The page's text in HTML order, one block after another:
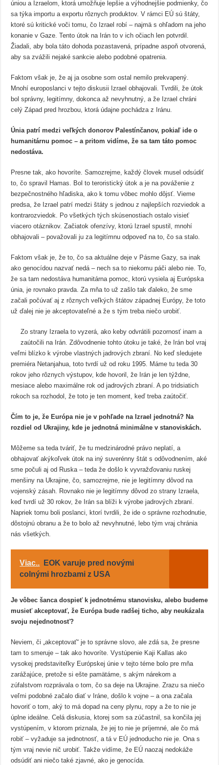
úniou a Izraelom, ktorá umožňuje lepšie a výhodnejšie podmienky, čo
sa týka importu a exportu rôznych produktov. V rámci EÚ sú štáty,
ktoré sú kritické voči tomu, čo Izrael robí – najmä s ohľadom na jeho
konanie v Gaze. Tento útok na Irán to v ich očiach len potvrdil.
Žiadali, aby bola táto dohoda pozastavená, prípadne aspoň otvorená,
aby sa zvážili nejaké sankcie alebo podobné opatrenia.
Faktom však je, že aj ja osobne som ostal nemilo prekvapený.
Mnohí europoslanci v tejto diskusii Izrael obhajovali. Tvrdili, že útok
bol správny, legitímny, dokonca až nevyhnutný, a že Izrael chráni
celý Západ pred hrozbou, ktorá údajne pochádza z Iránu.
Únia patrí medzi veľkých donorov Palestínčanov, pokiaľ ide o
humanitárnu pomoc – a pritom vidíme, že sa tam táto pomoc
nedostáva.
Presne tak, ako hovoríte. Samozrejme, každý človek musel odsúdiť
to, čo spravil Hamas. Bol to teroristický útok a je na pováženie z
bezpečnostného hľadiska, ako k tomu vôbec mohlo dôjsť. Vieme
predsa, že Izrael patrí medzi štáty s jednou z najlepších rozviedok a
kontrarozviedok. Po všetkých tých skúsenostiach ostalo visieť
viacero otáznikov. Začiatok ofenzívy, ktorú Izrael spustil, mnohí
obhajovali – považovali ju za legitímnu odpoveď na to, čo sa stalo.
Faktom však je, že to, čo sa aktuálne deje v Pásme Gazy, sa inak
ako genocídou nazvať nedá – nech sa to niekomu páči alebo nie. To,
že sa tam nedostáva humanitárna pomoc, ktorú vysiela aj Európska
únia, je rovnako pravda. Za mňa to už zašlo tak ďaleko, že sme
začali počúvať aj z rôznych veľkých štátov západnej Európy, že toto
už ďalej nie je akceptovateľné a že s tým treba niečo urobiť.
Zo strany Izraela to vyzerá, ako keby odvrátili pozornosť inam a
zaútočili na Irán. Zdôvodnenie tohto útoku je také, že Irán bol vraj
veľmi blízko k výrobe vlastných jadrových zbraní. No keď sledujete
premiéra Netanjahua, toto tvrdí už od roku 1995. Máme tu teda 30
rokov jeho rôznych výstupov, kde hovoril, že Irán je len týždne,
mesiace alebo maximálne rok od jadrových zbraní. A po tridsiatich
rokoch sa rozhodol, že toto je ten moment, keď treba zaútočiť.
Čím to je, že Európa nie je v pohľade na Izrael jednotná? Na
rozdiel od Ukrajiny, kde je jednotná minimálne v stanoviskách.
Môžeme sa teda tváriť, že tu medzinárodné právo neplatí, a
obhajovať akýkoľvek útok na iný suverénny štát s odôvodnením, aké
sme počuli aj od Ruska – teda že došlo k vyvražďovaniu ruskej
menšiny na Ukrajine, čo, samozrejme, nie je legitímny dôvod na
vojenský zásah. Rovnako nie je legitímny dôvod zo strany Izraela,
keď tvrdí už 30 rokov, že Irán sa blíži k výrobe jadrových zbraní.
Napriek tomu boli poslanci, ktorí tvrdili, že ide o správne rozhodnutie,
dôstojnú obranu a že to bolo až nevyhnutné, lebo tým vraj chránia
nás všetkých.
Viac..
EOK varuje pred novými
colnými hrozbami z USA
Je vôbec šanca dospieť k jednotnému stanovisku, alebo budeme
musieť akceptovať, že Európa bude radšej ticho, aby neukázala
svoju nejednotnosť?
Neviem, či „akceptovať“ je to správne slovo, ale zdá sa, že presne
tam to smeruje – tak ako hovoríte. Vystúpenie Kaji Kallas ako
vysokej predstaviteľky Európskej únie v tejto téme bolo pre mňa
zarážajúce, pretože si ešte pamätáme, s akým nárekom a
zúfalstvom rozprávala o tom, čo sa deje na Ukrajine. Zrazu sa niečo
veľmi podobné začalo diať v Iráne, došlo k vojne – a ona začala
hovoriť o tom, aký to má dopad na ceny plynu, ropy a že to nie je
úplne ideálne. Celá diskusia, ktorej som sa zúčastnil, sa končila jej
vystúpením, v ktorom priznala, že jej to nie je príjemné, ale čo má
robiť – vyžaduje sa jednotnosť, a tá v EÚ jednoducho nie je. Ona s
tým vraj nevie nič urobiť. Takže vidíme, že EÚ naozaj nedokáže
odsúdiť ani niečo také zjavné, ako je genocída.